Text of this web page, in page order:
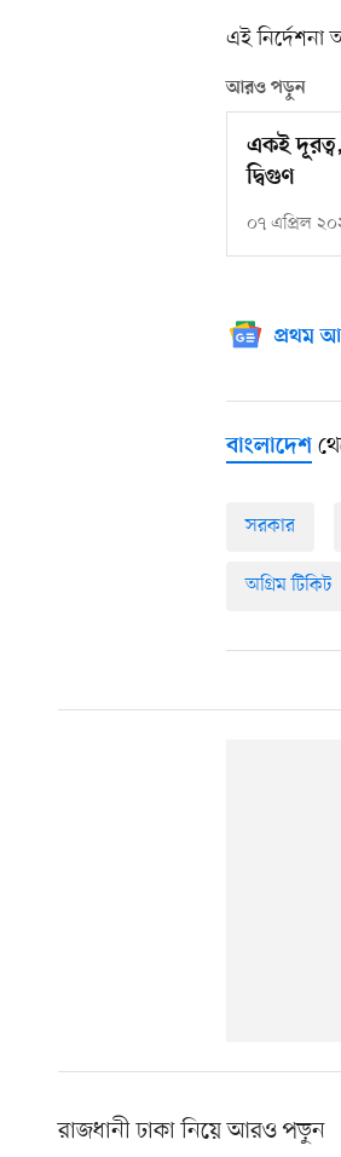
এই নির্দেশনা
আরও পড়ুন
একই
দ্বিগুণ
০৭ এপ্রিল
প্রথম
বাংলাদেশ
সরকার
অগ্রিম টিকিট
রাজধানী ঢাকা নিয়ে আরও পড়ুন